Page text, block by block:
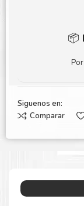
📦
Siguenos en:
Comparar